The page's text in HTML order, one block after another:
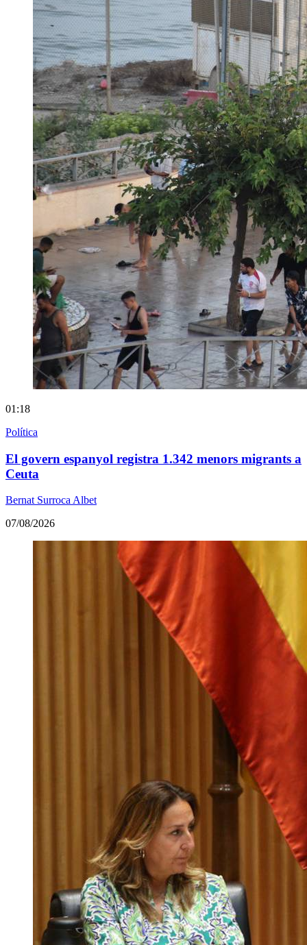
01:18
Política
El govern espanyol registra 1.342 menors migrants a
Ceuta
Bernat Surroca Albet
07/08/2026